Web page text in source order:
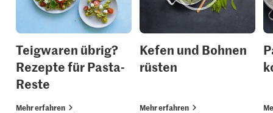
Teigwaren übrig?
Rezepte für Pasta-
Reste
Mehr erfahren
Kefen und Bohnen
rüsten
Mehr erfahren